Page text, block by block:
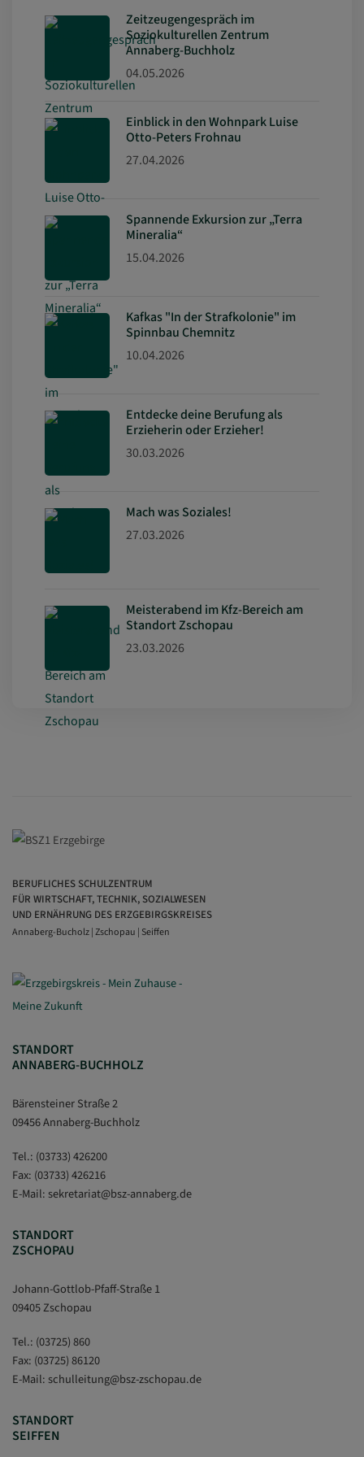
Zeitzeugengespräch im
Soziokulturellen Zentrum
Annaberg-Buchholz
04.05.2026
Einblick in den Wohnpark Luise
Otto-Peters Frohnau
27.04.2026
Spannende Exkursion zur „Terra
Mineralia“
15.04.2026
Kafkas "In der Strafkolonie" im
Spinnbau Chemnitz
10.04.2026
Entdecke deine Berufung als
Erzieherin oder Erzieher!
30.03.2026
Mach was Soziales!
27.03.2026
Meisterabend im Kfz-Bereich am
Standort Zschopau
23.03.2026
BERUFLICHES SCHULZENTRUM
FÜR WIRTSCHAFT, TECHNIK, SOZIALWESEN
UND ERNÄHRUNG DES ERZGEBIRGSKREISES
Annaberg-Bucholz | Zschopau | Seiffen
STANDORT
ANNABERG-BUCHHOLZ
Bärensteiner Straße 2
09456 Annaberg-Buchholz
Tel.: (03733) 426200
Fax: (03733) 426216
E-Mail: sekretariat@bsz-annaberg.de
STANDORT
ZSCHOPAU
Johann-Gottlob-Pfaff-Straße 1
09405 Zschopau
Tel.: (03725) 860
Fax: (03725) 86120
E-Mail: schulleitung@bsz-zschopau.de
STANDORT
SEIFFEN